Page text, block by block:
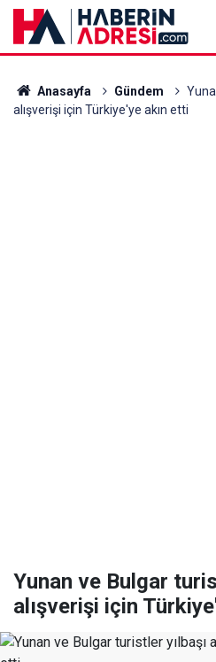
Anasayfa Gündem
alışverişi için Türkiye'ye akın etti
Yunan ve Bulgar
alışverişi için